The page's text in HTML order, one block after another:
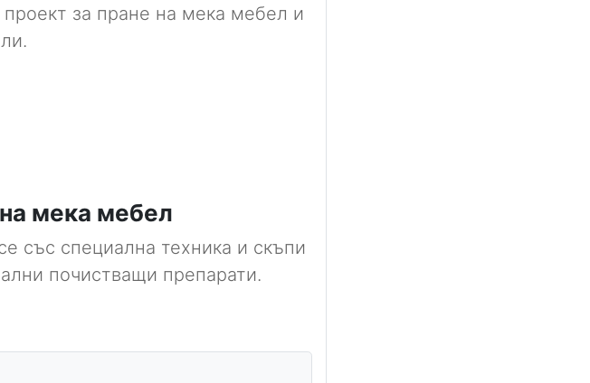
за пране на мека мебел и
мека мебел
със специална техника и скъпи
почистващи препарати.